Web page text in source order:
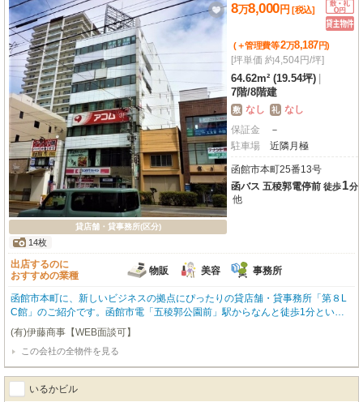
貸店舗・貸事務所(区分)
14枚
8万8,000円 [税込]
(＋管理費等2万8,187円)
[坪単価 約4,504円/坪]
64.62m² (19.54坪)
7階/8階建
敷 なし 礼 なし
保証金
－
駐車場
近隣月極
函館市本町25番13号
函バス 五稜郭電停前 徒歩1分
他
出店するのに
おすすめの業種
物販 美容 事務所
函館市本町に、新しいビジネスの拠点にぴったりの貸店舗・貸事務所「第８L
C館」のご紹介です。函館市電「五稜郭公園前」駅からなんと徒歩1分とい
う、アクセス抜群の駅近立地が魅力！丸井デパート向かいという視認性の高さ
も嬉しいポイントですね。周辺にはココカラファイン、ミスタードーナツ、函
館ロフト、スターバックス、シエスタハコダテなど、人気の商業施設が徒歩1
分圏内に充実しており、ビジネスにもプライベートにも便利な環境です。南向
きの7階、広々とした64.62㎡の空間は、小売・物販、美容・健康・介護、事務
所、教養教室など幅広い業種に対応可能。エアコンやエレベーター、共用部の
(有)伊藤商事【WEB面談可】
この会社の全物件を見る
いるかビル